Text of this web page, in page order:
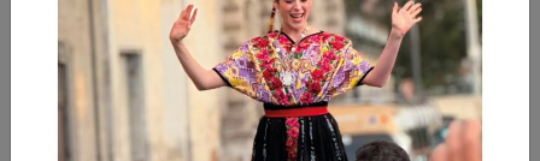
NASA REVELA LA TRIPULACIÓN DE ARTEMIS III,
UNA MISIÓN PARA 2027
La NASA presentó este martes a los cuatro astronautas
que integrarán la misión Artemis III, programada para
2027 y considerada uno de los proyectos más